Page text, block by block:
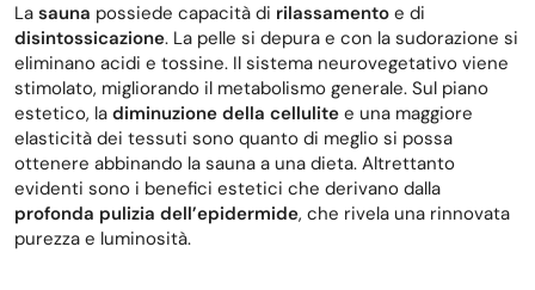
La sauna possiede capacità di rilassamento e di
disintossicazione. La pelle si depura e con la sudorazione si
eliminano acidi e tossine. Il sistema neurovegetativo viene
stimolato, migliorando il metabolismo generale. Sul piano
estetico, la diminuzione della cellulite e una maggiore
elasticità dei tessuti sono quanto di meglio si possa
ottenere abbinando la sauna a una dieta. Altrettanto
evidenti sono i benefici estetici che derivano dalla
profonda pulizia dell’epidermide, che rivela una rinnovata
purezza e luminosità.